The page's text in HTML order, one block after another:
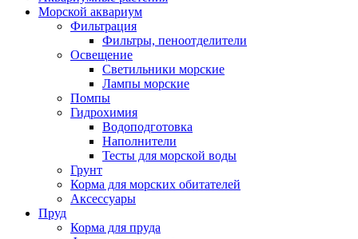
Морской аквариум
Фильтрация
Фильтры, пеноотделители
Освещение
Светильники морские
Лампы морские
Помпы
Гидрохимия
Водоподготовка
Наполнители
Тесты для морской воды
Грунт
Корма для морских обитателей
Аксессуары
Пруд
Корма для пруда